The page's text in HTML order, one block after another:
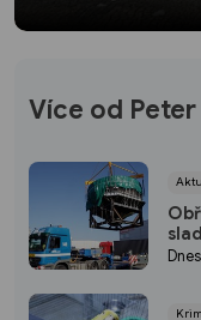
Více od
Dnes